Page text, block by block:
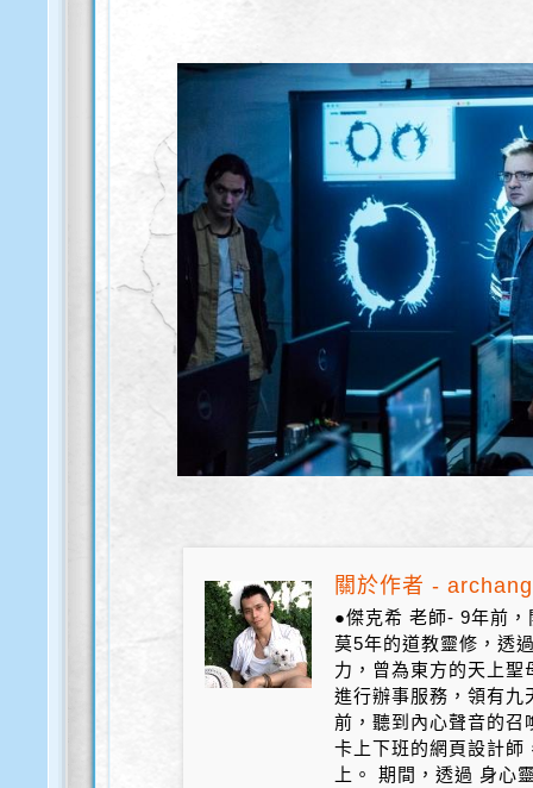
關於作者 -
●傑克希 老師- 9年前
莫5年的道教靈修，透
力，曾為東方的天上
進行辦事服務，領有
前，聽到內心聲音的召
卡上下班的網頁設計師
上。 期間，透過 身心